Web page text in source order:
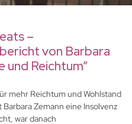
–
von Barbara
und Reichtum”
mehr Reichtum und Wohlstand
Barbara Zemann eine Insolvenz
war danach